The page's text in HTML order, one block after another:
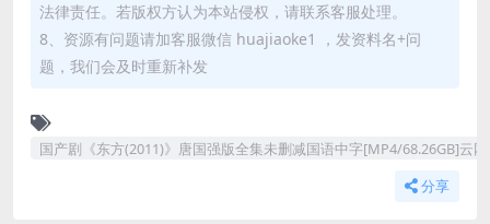
法律责任。若版权方认为本站侵权，请联系客服处理。
8、资源有问题请加客服微信 huajiaoke1 ，发资料名+问
题，我们会及时重新补发
国产剧《东方(2011)》唐国强版全集未删减国语中字[MP4/68.26GB]云
分享